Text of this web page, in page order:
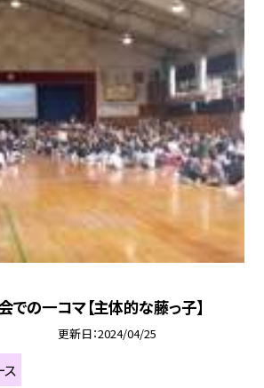
での一コマ【主体的な藤っ子】
更新日 2024/04/25